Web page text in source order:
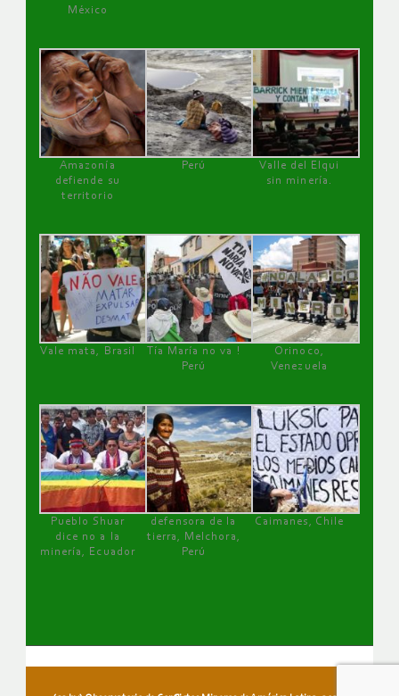
México
Amazonía
defiende su
territorio
Perú
Valle del Elqui
sin minería.
Vale mata, Brasil
Tía María no va !
Perú
Orinoco,
Venezuela
Pueblo Shuar
dice no a la
minería, Ecuador
defensora de la
tierra, Melchora,
Perú
Caimanes, Chile